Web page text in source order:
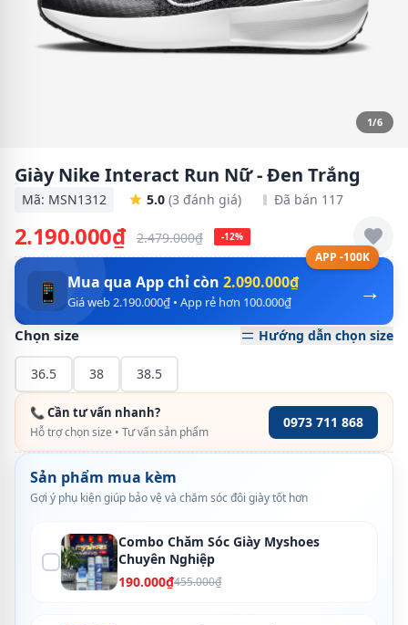
1/6
Giày Nike Interact Run Nữ - Đen Trắng
Mã: MSN1312 5.0 (3 đánh giá) Đã bán 117
2.190.000₫ 2.479.000₫ -12%
APP -100K
→
📱 Mua qua App chỉ còn 2.090.000₫
Giá web 2.190.000₫ • App rẻ hơn 100.000₫
Chọn size Hướng dẫn chọn size
36.5 38 38.5
📞 Cần tư vấn nhanh?
Hỗ trợ chọn size • Tư vấn sản phẩm
0973 711 868
Sản phẩm mua kèm
Gợi ý phụ kiện giúp bảo vệ và chăm sóc đôi giày tốt hơn
Combo Chăm Sóc Giày Myshoes
Chuyên Nghiệp
190.000₫455.000₫